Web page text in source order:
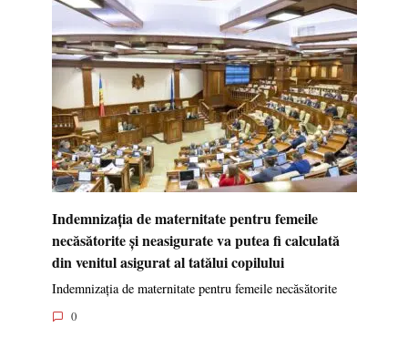
Indemnizația de maternitate pentru femeile
necăsătorite și neasigurate va putea fi calculată
din venitul asigurat al tatălui copilului
Indemnizația de maternitate pentru femeile necăsătorite
0